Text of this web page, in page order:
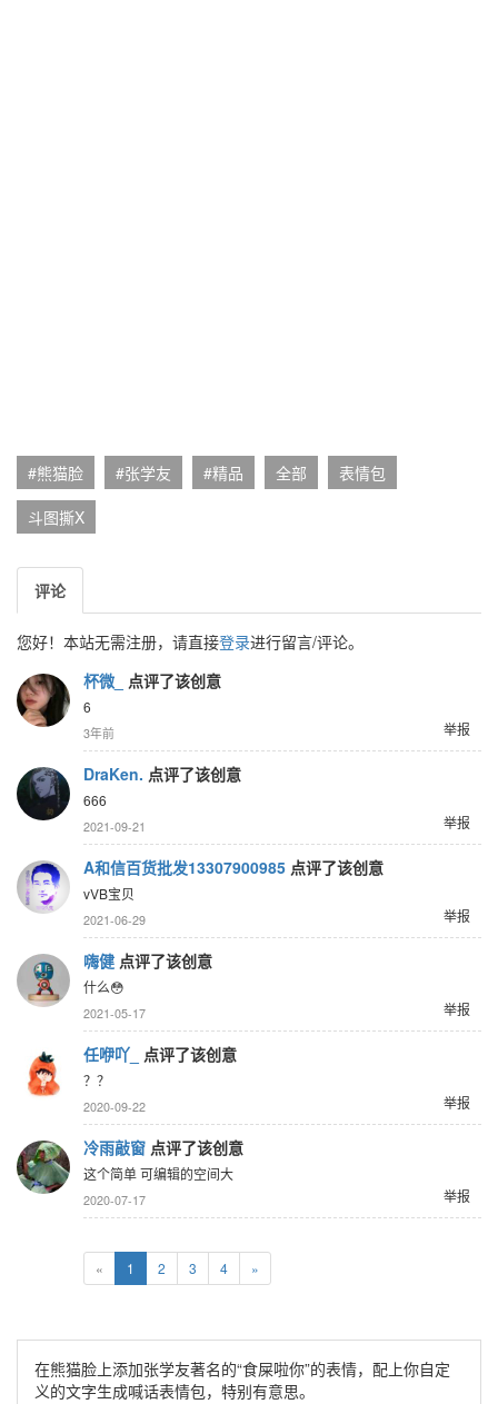
#熊猫脸 #张学友 #精品 全部
表情包
斗图撕X
评论
您好！本站无需注册，请直接登录进行留言/评论。
杯微_
点评了该创意
6
举报
3年前
DraKen. 点评了该创意
666
举报
2021-09-21
A和信百货批发13307900985 点评了该创意
vVB宝贝
举报
2021-06-29
嗨健 点评了该创意
什么😳
举报
2021-05-17
任咿吖_ 点评了该创意
？？
举报
2020-09-22
冷雨敲窗 点评了该创意
这个简单 可编辑的空间大
举报
2020-07-17
« 1 2 3 4 »
在熊猫脸上添加张学友著名的“食屎啦你”的表情，配上你自定
义的文字生成喊话表情包，特别有意思。